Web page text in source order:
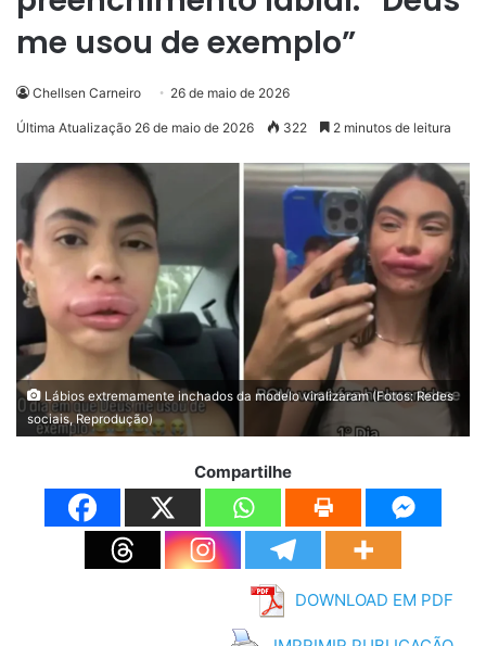
me usou de exemplo”
Chellsen Carneiro 26 de maio de 2026
Última Atualização 26 de maio de 2026 322 2 minutos de leitura
Lábios extremamente inchados da modelo viralizaram (Fotos: Redes
sociais, Reprodução)
Compartilhe
DOWNLOAD EM PDF